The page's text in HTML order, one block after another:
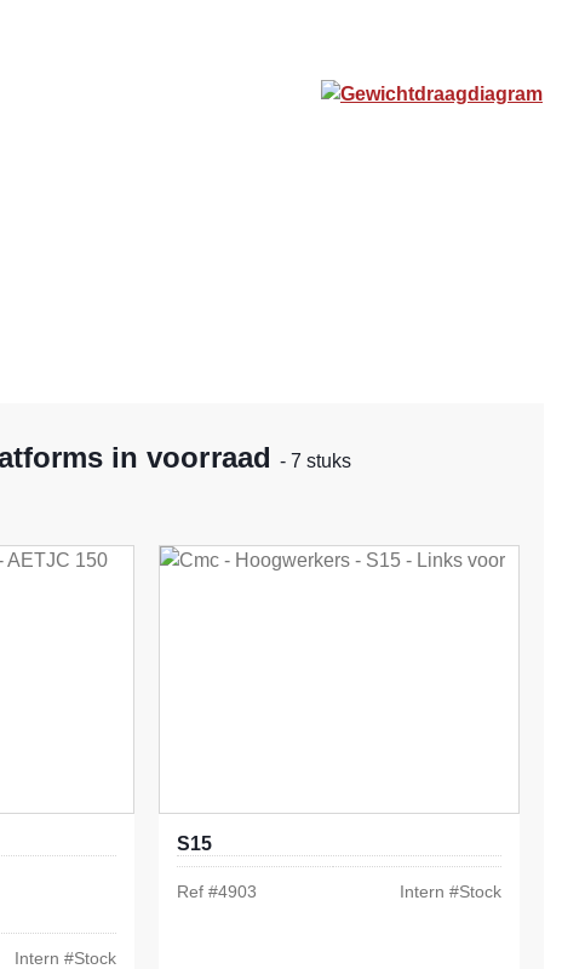
Gewichtdraagdiagram
in voorraad - 7 stuks
Intern #Stock
S15
Ref #4903 Intern #Stock